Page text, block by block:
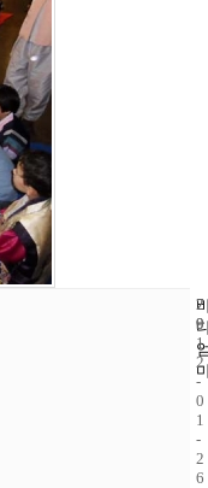
7
9
2
0
1
2
-
0
1
-
2
6